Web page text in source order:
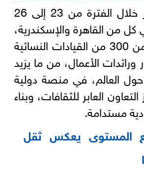
ويُعقد المؤتمر خلال الفترة من 23 إلى 26
2026 في كل من القاهرة والإسكندرية،
بمشاركة أكثر من 300 من القيادات النسائية
ورائدات الأعمال، من ما يزيد
حول العالم، في منصة دولية
العابر للثقافات، وبناء
مستدامة.
المستوى يعكس ثقل